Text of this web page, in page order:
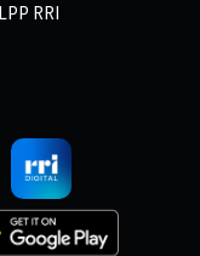
RRI